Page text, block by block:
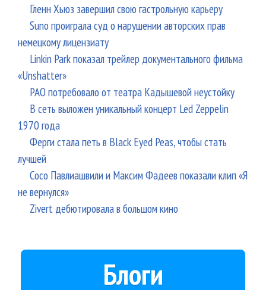
Гленн Хьюз завершил свою гастрольную карьеру
Suno проиграла суд о нарушении авторских прав
немецкому лицензиату
Linkin Park показал трейлер документального фильма
«Unshatter»
РАО потребовало от театра Кадышевой неустойку
В сеть выложен уникальный концерт Led Zeppelin
1970 года
Ферги стала петь в Black Eyed Peas, чтобы стать
лучшей
Сосо Павлиашвили и Максим Фадеев показали клип «Я
не вернулся»
Zivert дебютировала в большом кино
Блоги